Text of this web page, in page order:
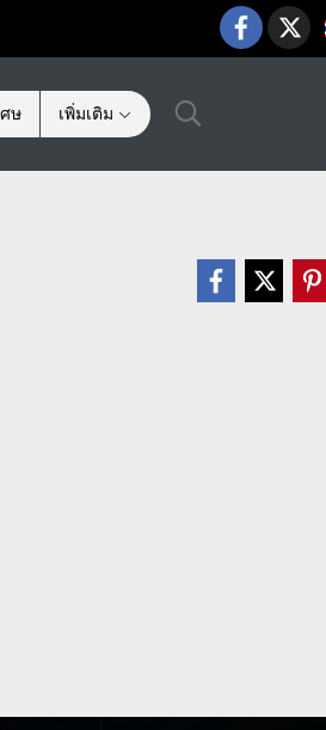
ษ เพิ่มเติม